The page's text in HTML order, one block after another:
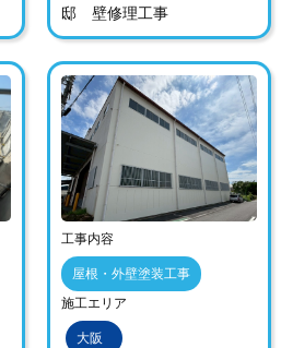
邸 壁修理工事
工事内容
屋根・外壁塗装工事
施工エリア
大阪